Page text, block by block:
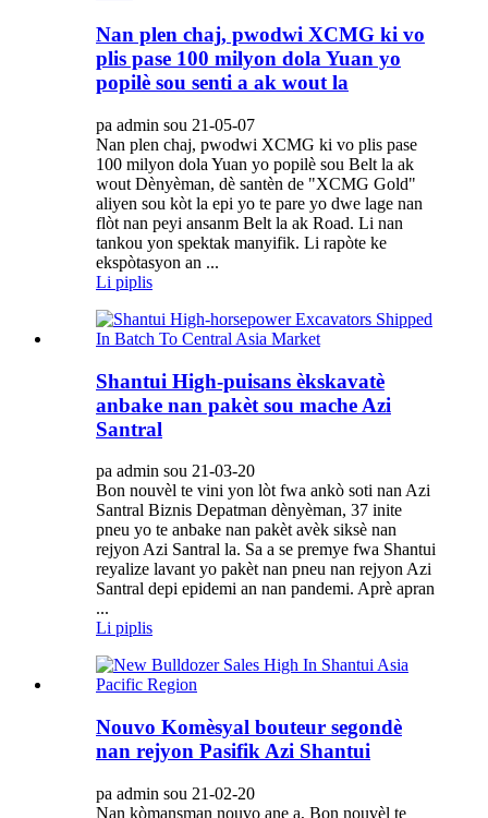
Nan plen chaj, pwodwi XCMG ki vo
plis pase 100 milyon dola Yuan yo
popilè sou senti a ak wout la
pa admin sou 21-05-07
Nan plen chaj, pwodwi XCMG ki vo plis pase
100 milyon dola Yuan yo popilè sou Belt la ak
wout Dènyèman, dè santèn de "XCMG Gold"
aliyen sou kòt la epi yo te pare yo dwe lage nan
flòt nan peyi ansanm Belt la ak Road. Li nan
tankou yon spektak manyifik. Li rapòte ke
ekspòtasyon an ...
Li piplis
Shantui High-puisans èkskavatè
anbake nan pakèt sou mache Azi
Santral
pa admin sou 21-03-20
Bon nouvèl te vini yon lòt fwa ankò soti nan Azi
Santral Biznis Depatman dènyèman, 37 inite
pneu yo te anbake nan pakèt avèk siksè nan
rejyon Azi Santral la. Sa a se premye fwa Shantui
reyalize lavant yo pakèt nan pneu nan rejyon Azi
Santral depi epidemi an nan pandemi. Aprè apran
...
Li piplis
Nouvo Komèsyal bouteur segondè
nan rejyon Pasifik Azi Shantui
pa admin sou 21-02-20
Nan kòmansman nouvo ane a, Bon nouvèl te